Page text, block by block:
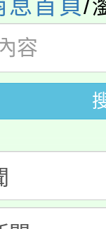
)教師
國文化
》溝
迎學生
諮商輔
生報名
栗縣政
校園短
簡章及
名參加。
115學
動實施
「教
推展貢
ART
息首頁/